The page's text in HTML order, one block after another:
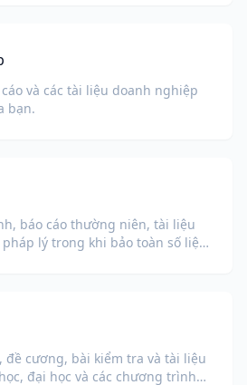
và các tài liệu doanh nghiệp
bạn.
báo cáo thường niên, tài liệu
lý trong khi bảo toàn số liệu,
đề cương, bài kiểm tra và tài liệu
đại học và các chương trình